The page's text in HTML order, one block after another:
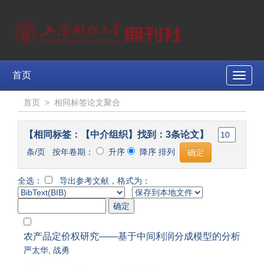
Toggle
首页
首页 > 相同标签论文聚合
【相同标签：【中介组织】找到：3条论文】
条/页 按年卷期： 升序 降序 排列
全选： 导出参考文献，格式为：
农产品定价权研究——基于中间利润分成模型的分析
严太华 战勇